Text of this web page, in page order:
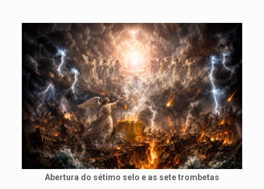
Abertura do sétimo selo e as sete trombetas